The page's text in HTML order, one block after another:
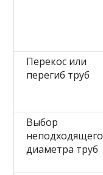
Перекос или
перегиб труб
Выбор
неподходящего
диаметра труб